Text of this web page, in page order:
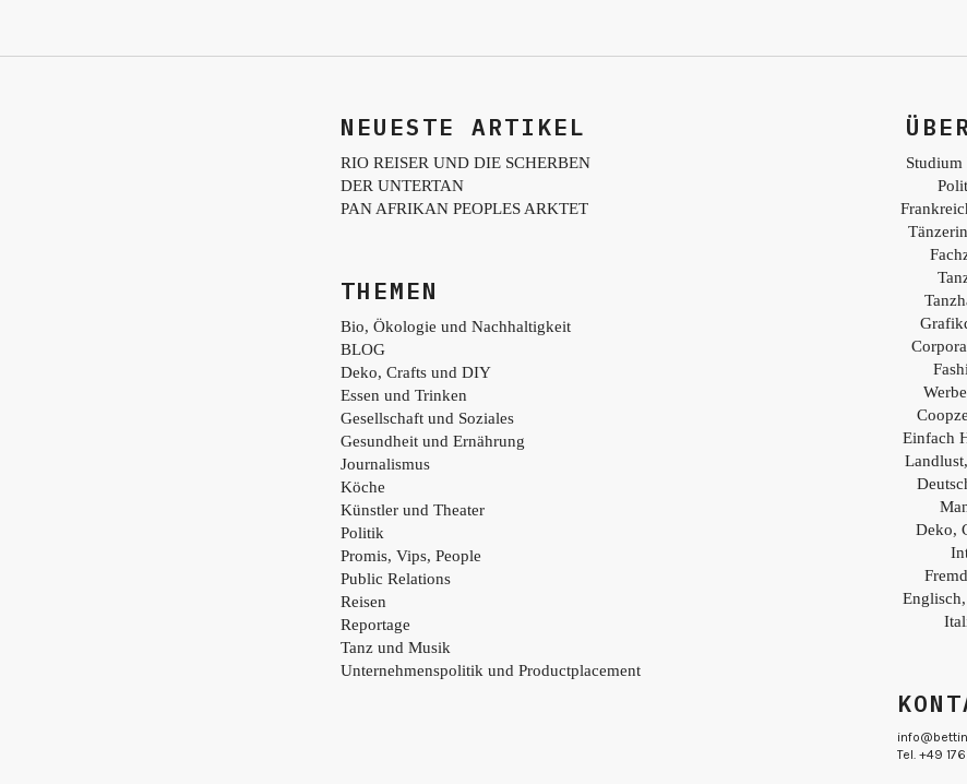
NEUESTE ARTIKEL
RIO REISER UND DIE SCHERBEN
DER UNTERTAN
PAN AFRIKAN PEOPLES ARKTET
THEMEN
Bio, Ökologie und Nachhaltigkeit
BLOG
Deko, Crafts und DIY
Essen und Trinken
Gesellschaft und Soziales
Gesundheit und Ernährung
Journalismus
Köche
Künstler und Theater
Politik
Promis, Vips, People
Public Relations
Reisen
Reportage
Tanz und Musik
Unternehmenspolitik und Productplacement
Studium
Einfach
Deko,
Tel. +49